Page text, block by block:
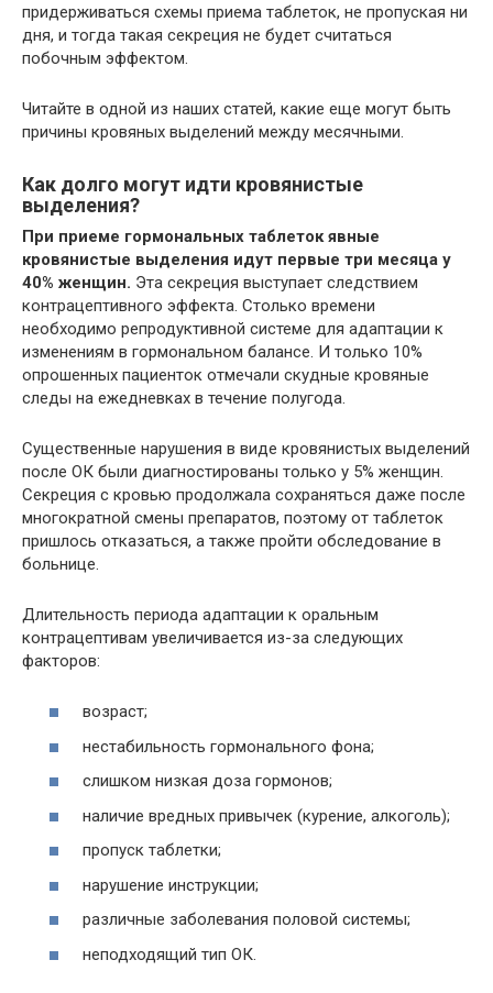
придерживаться схемы приема таблеток, не пропуская ни
дня, и тогда такая секреция не будет считаться
побочным эффектом.
Читайте в одной из наших статей, какие еще могут быть
причины кровяных выделений между месячными.
Как долго могут идти кровянистые
выделения?
При приеме гормональных таблеток явные
кровянистые выделения идут первые три месяца у
40% женщин. Эта секреция выступает следствием
контрацептивного эффекта. Столько времени
необходимо репродуктивной системе для адаптации к
изменениям в гормональном балансе. И только 10%
опрошенных пациенток отмечали скудные кровяные
следы на ежедневках в течение полугода.
Существенные нарушения в виде кровянистых выделений
после ОК были диагностированы только у 5% женщин.
Секреция с кровью продолжала сохраняться даже после
многократной смены препаратов, поэтому от таблеток
пришлось отказаться, а также пройти обследование в
больнице.
Длительность периода адаптации к оральным
контрацептивам увеличивается из-за следующих
факторов:
возраст;
нестабильность гормонального фона;
слишком низкая доза гормонов;
наличие вредных привычек (курение, алкоголь);
пропуск таблетки;
нарушение инструкции;
различные заболевания половой системы;
неподходящий тип ОК.